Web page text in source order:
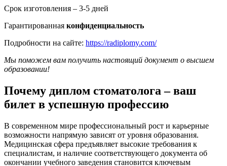
Срок изготовления – 3-5 дней
Гарантированная конфиденциальность
Подробности на сайте: https://radiplomy.com/
Мы поможем вам получить настоящий документ о высшем
образовании!
Почему диплом стоматолога – ваш
билет в успешную профессию
В современном мире профессиональный рост и карьерные
возможности напрямую зависят от уровня образования.
Медицинская сфера предъявляет высокие требования к
специалистам, и наличие соответствующего документа об
окончании учебного заведения становится ключевым